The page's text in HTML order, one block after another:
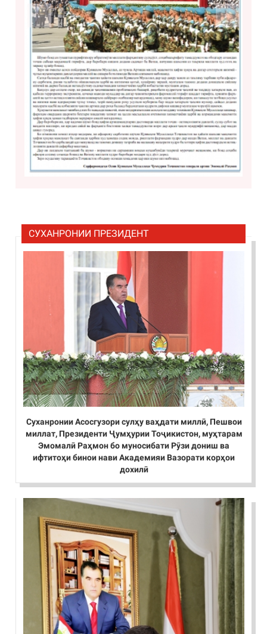
Previous Next
СУХАНРОНИИ ПРЕЗИДЕНТ
Суханронии Асосгузори сулҳу ваҳдати миллӣ, Пешвои
миллат, Президенти Ҷумҳурии Тоҷикистон, муҳтарам
Эмомалӣ Раҳмон бо муносибати Рӯзи дониш ва
ифтитоҳи бинои нави Академияи Вазорати корҳои
дохилӣ